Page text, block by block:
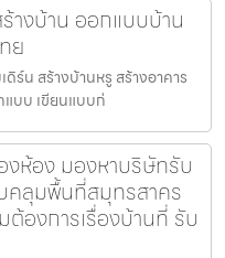
างบ้าน ออกแบบบ้าน
ย
ร์น สร้างบ้านหรู สร้างอาคาร
แบบ เขียนแบบก่
ห้อง มองหาบริษัทรับ
คลุมพื้นที่สมุทรสาคร
องการเรื่องบ้านที่ รับ